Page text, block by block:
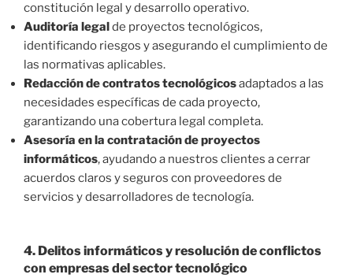
constitución legal y desarrollo operativo.
Auditoría legalde proyectos tecnológicos,
identificando riesgos y asegurando el cumplimiento de
las normativas aplicables.
Redacción de contratos tecnológicosadaptados a las
necesidades específicas de cada proyecto,
garantizando una cobertura legal completa.
Asesoría en la contratación de proyectos
informáticos, ayudando a nuestros clientes a cerrar
acuerdos claros y seguros con proveedores de
servicios y desarrolladores de tecnología.
4. Delitos informáticos y resolución de conflictos
con empresas del sector tecnológico